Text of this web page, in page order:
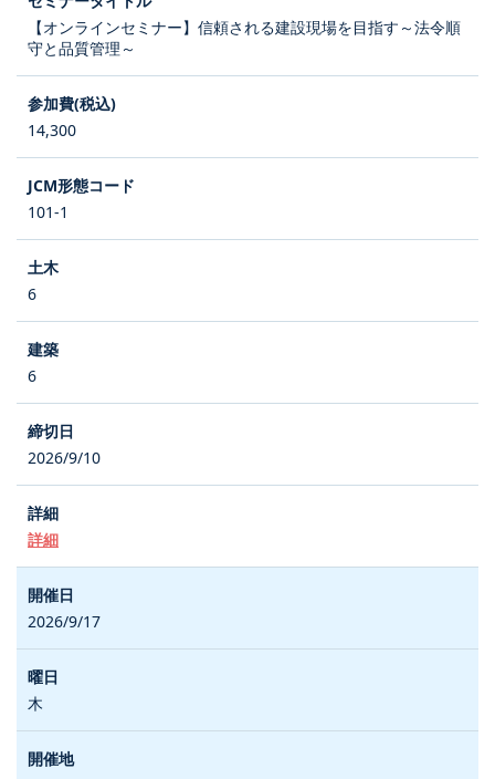
【オンラインセミナー】信頼される建設現場を目指す～法令順
守と品質管理～
14,300
101-1
6
6
2026/9/10
詳細
2026/9/17
木